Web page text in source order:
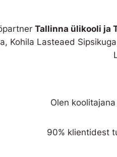
Tallinna ülikooli ja
Kohila Lasteaed
Olen
90% klientidest